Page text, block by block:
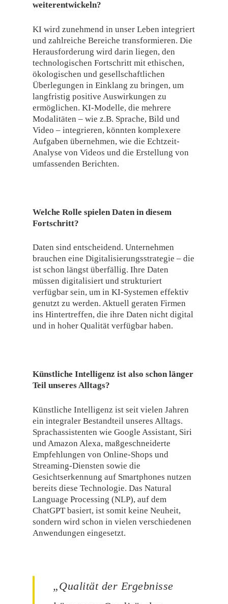
weiterentwickeln?
KI wird zunehmend in unser Leben integriert
und zahlreiche Bereiche transformieren. Die
Herausforderung wird darin liegen, den
technologischen Fortschritt mit ethischen,
ökologischen und gesellschaftlichen
Überlegungen in Einklang zu bringen, um
langfristig positive Auswirkungen zu
ermöglichen. KI-Modelle, die mehrere
Modalitäten – wie z.B. Sprache, Bild und
Video – integrieren, könnten komplexere
Aufgaben übernehmen, wie die Echtzeit-
Analyse von Videos und die Erstellung von
umfassenden Berichten.
Welche Rolle spielen Daten in diesem
Fortschritt?
Daten sind entscheidend. Unternehmen
brauchen eine Digitalisierungsstrategie – die
ist schon längst überfällig. Ihre Daten
müssen digitalisiert und strukturiert
verfügbar sein, um in KI-Systemen effektiv
genutzt zu werden. Aktuell geraten Firmen
ins Hintertreffen, die ihre Daten nicht digital
und in hoher Qualität verfügbar haben.
Künstliche Intelligenz ist also schon länger
Teil unseres Alltags?
Künstliche Intelligenz ist seit vielen Jahren
ein integraler Bestandteil unseres Alltags.
Sprachassistenten wie Google Assistant, Siri
und Amazon Alexa, maßgeschneiderte
Empfehlungen von Online-Shops und
Streaming-Diensten sowie die
Gesichtserkennung auf Smartphones nutzen
bereits diese Technologie. Das Natural
Language Processing (NLP), auf dem
ChatGPT basiert, ist somit keine Neuheit,
sondern wird schon in vielen verschiedenen
Anwendungen eingesetzt.
„Qualität der Ergebnisse